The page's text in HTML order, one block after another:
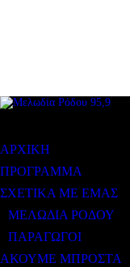
ΜΕΝΟΥ
ΑΡΧΙΚΗ
ΠΡΟΓΡΑΜΜΑ
ΣΧΕΤΙΚΑ ΜΕ ΕΜΑΣ
ΜΕΛΩΔΙΑ ΡΟΔΟΥ
ΠΑΡΑΓΩΓΟΙ
ΑΚΟΥΜΕ ΜΠΡΟΣΤΑ